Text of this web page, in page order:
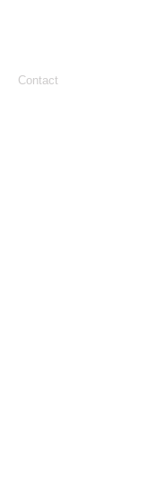
Contact